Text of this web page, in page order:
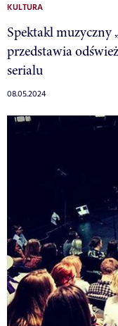
KULTURA
Spektakl muzyczny
przedstawia
serialu
08.05.2024